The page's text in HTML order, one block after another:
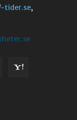
tider.se,